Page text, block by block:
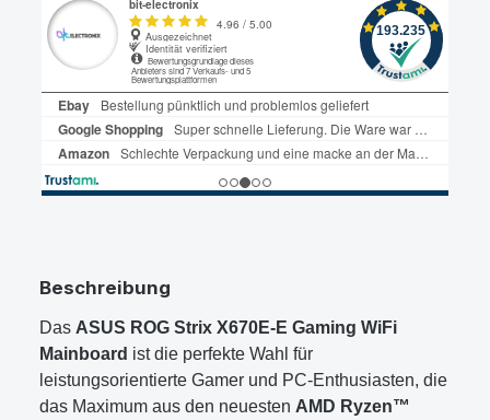
Beschreibung
Das ASUS ROG Strix X670E-E Gaming WiFi
Mainboard ist die perfekte Wahl für
leistungsorientierte Gamer und PC-Enthusiasten, die
das Maximum aus den neuesten AMD Ryzen™